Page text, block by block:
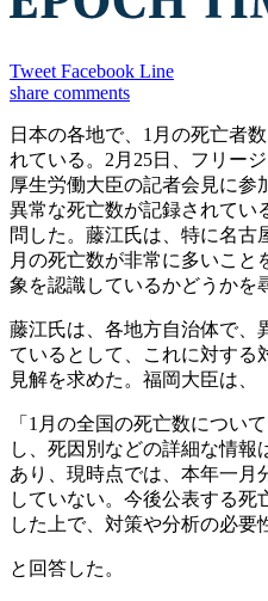
Tweet Facebook Line
share comments
日本の各地で、1月の死亡者
れている。2月25日、フリー
厚生労働大臣の記者会見に参
異常な死亡数が記録されてい
問した。藤江氏は、特に名古
月の死亡数が非常に多いこと
象を認識しているかどうかを
藤江氏は、各地方自治体で、
ているとして、これに対する
見解を求めた。福岡大臣は、
「1月の全国の死亡数につい
し、死因別などの詳細な情
あり、現時点では、本年一月
していない。今後公表する
した上で、対策や分析の必要
と回答した。